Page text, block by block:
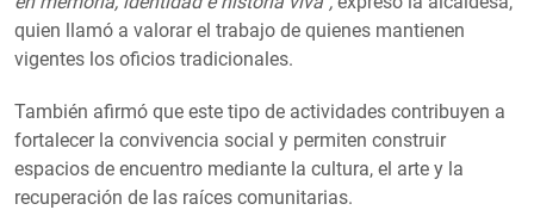
quien llamó a valorar el trabajo de quienes mantienen
vigentes los oficios tradicionales.
También afirmó que este tipo de actividades contribuyen a
fortalecer la convivencia social y permiten construir
espacios de encuentro mediante la cultura, el arte y la
recuperación de las raíces comunitarias.